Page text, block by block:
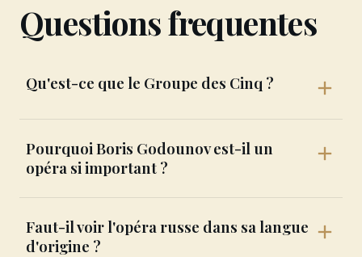
Questions frequentes
Qu'est-ce que le Groupe des Cinq ?
Pourquoi Boris Godounov est-il un
opéra si important ?
Faut-il voir l'opéra russe dans sa langue
d'origine ?